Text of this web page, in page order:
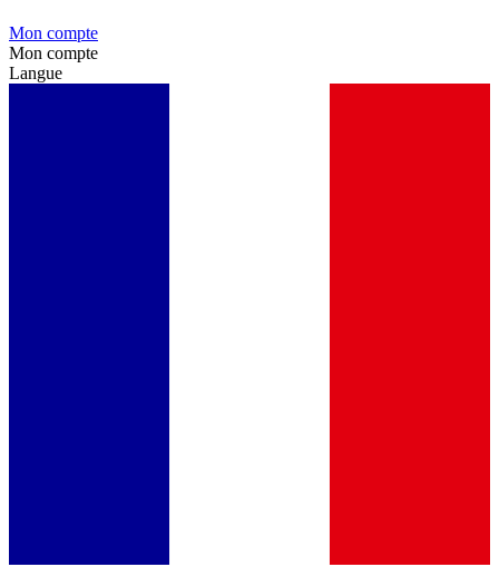
Mon compte
Mon compte
Langue